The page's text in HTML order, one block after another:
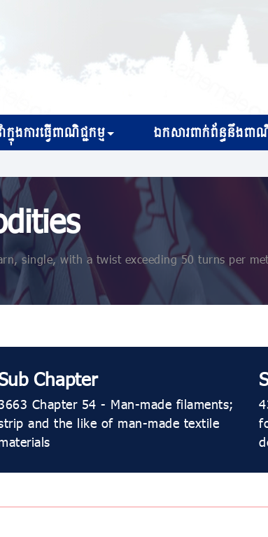
ងការធ្វើពាណិជ្ជកម្ម ឯកសារពាក់ព័ន្ធនឹងពាណិ
single, with a twist exceeding 50 turns per
Chapter
Chapter 54 - Man-made filaments;
and the like of man-made textile